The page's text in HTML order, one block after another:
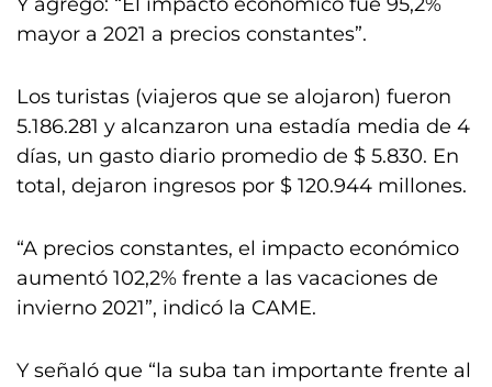
mayor a 2021 a precios constantes”.
Los turistas (viajeros que se alojaron) fueron
5.186.281 y alcanzaron una estadía media de 4
días, un gasto diario promedio de $ 5.830. En
total, dejaron ingresos por $ 120.944 millones.
“A precios constantes, el impacto económico
aumentó 102,2% frente a las vacaciones de
invierno 2021”, indicó la CAME.
Y señaló que “la suba tan importante frente al